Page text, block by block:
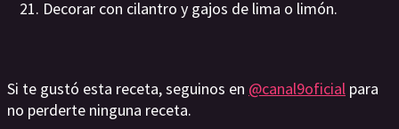
Decorar con cilantro y gajos de lima o limón.
Si te gustó esta receta, seguinos en @canal9oficial para
no perderte ninguna receta.